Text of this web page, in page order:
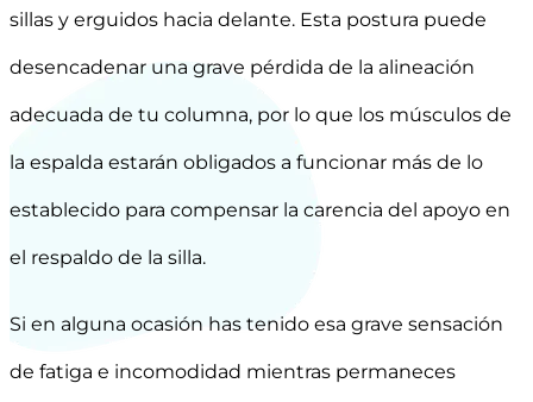
sillas y erguidos hacia delante. Esta postura puede
desencadenar una grave pérdida de la alineación
adecuada de tu columna, por lo que los músculos de
la espalda estarán obligados a funcionar más de lo
establecido para compensar la carencia del apoyo en
el respaldo de la silla.
Si en alguna ocasión has tenido esa grave sensación
de fatiga e incomodidad mientras permaneces